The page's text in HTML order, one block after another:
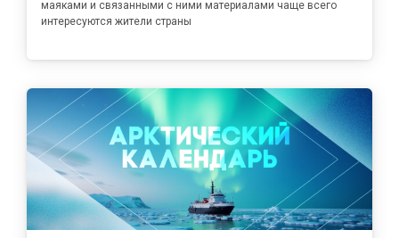
маяками и связанными с ними материалами чаще всего
интересуются жители страны